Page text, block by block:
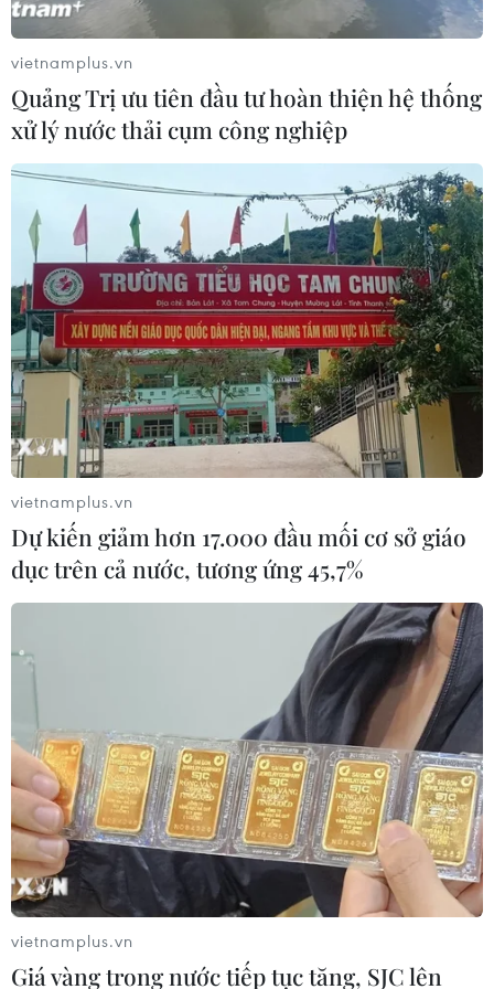
#Bộ Công an
#Bình yên
#Tuyên truyền TP. Hà Nội
Theo dõi VietnamPlus
TIN LIÊN QUAN
Trao Giải báo chí toàn quốc về nông
nghiệp, nông dân, nông thôn
05/12/2025 23:15
Theo Chủ tịch Trung ương Hội Nông dân Việt Nam
vietnamplus.vn
Quảng Trị ưu tiên đầu tư hoàn thiện hệ thống
xử lý nước thải cụm công nghiệp
vietnamplus.vn
Dự kiến giảm hơn 17.000 đầu mối cơ sở giáo
dục trên cả nước, tương ứng 45,7%
vietnamplus.vn
Giá vàng trong nước tiếp tục tăng, SJC lên